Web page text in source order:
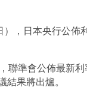
，日本央行公佈
聯準會公佈最新
結果將出爐。